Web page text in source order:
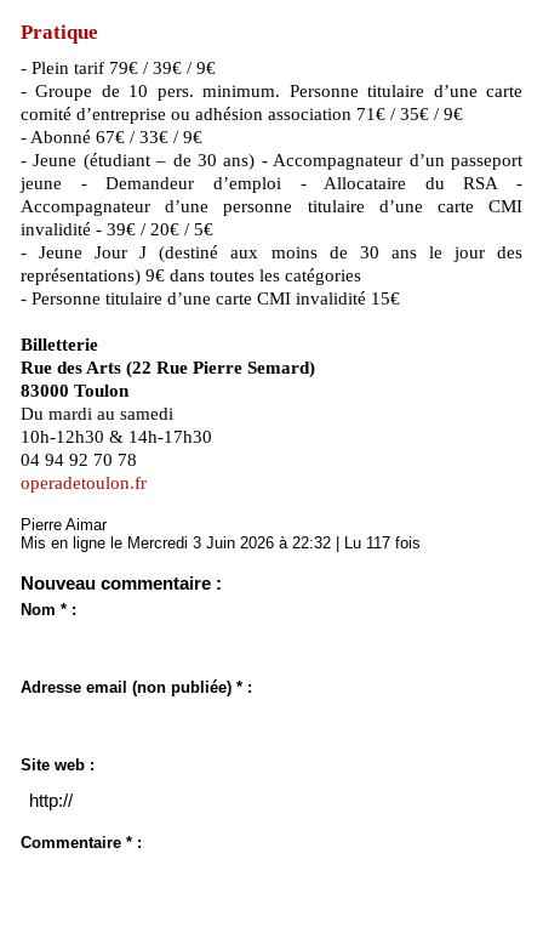
Pratique
- Plein tarif 79€ / 39€ / 9€
- Groupe de 10 pers. minimum. Personne titulaire d’une carte
comité d’entreprise ou adhésion association 71€ / 35€ / 9€
- Abonné 67€ / 33€ / 9€
- Jeune (étudiant – de 30 ans) - Accompagnateur d’un passeport
jeune - Demandeur d’emploi - Allocataire du RSA -
Accompagnateur d’une personne titulaire d’une carte CMI
invalidité - 39€ / 20€ / 5€
- Jeune Jour J (destiné aux moins de 30 ans le jour des
représentations) 9€ dans toutes les catégories
- Personne titulaire d’une carte CMI invalidité 15€
Billetterie
Rue des Arts (22 Rue Pierre Semard)
83000 Toulon
Du mardi au samedi
10h-12h30 & 14h-17h30
04 94 92 70 78
operadetoulon.fr
Pierre Aimar
Mis en ligne le Mercredi 3 Juin 2026 à 22:32 | Lu 117 fois
Nouveau commentaire :
Nom * :
Adresse email (non publiée) * :
Site web :
Commentaire * :